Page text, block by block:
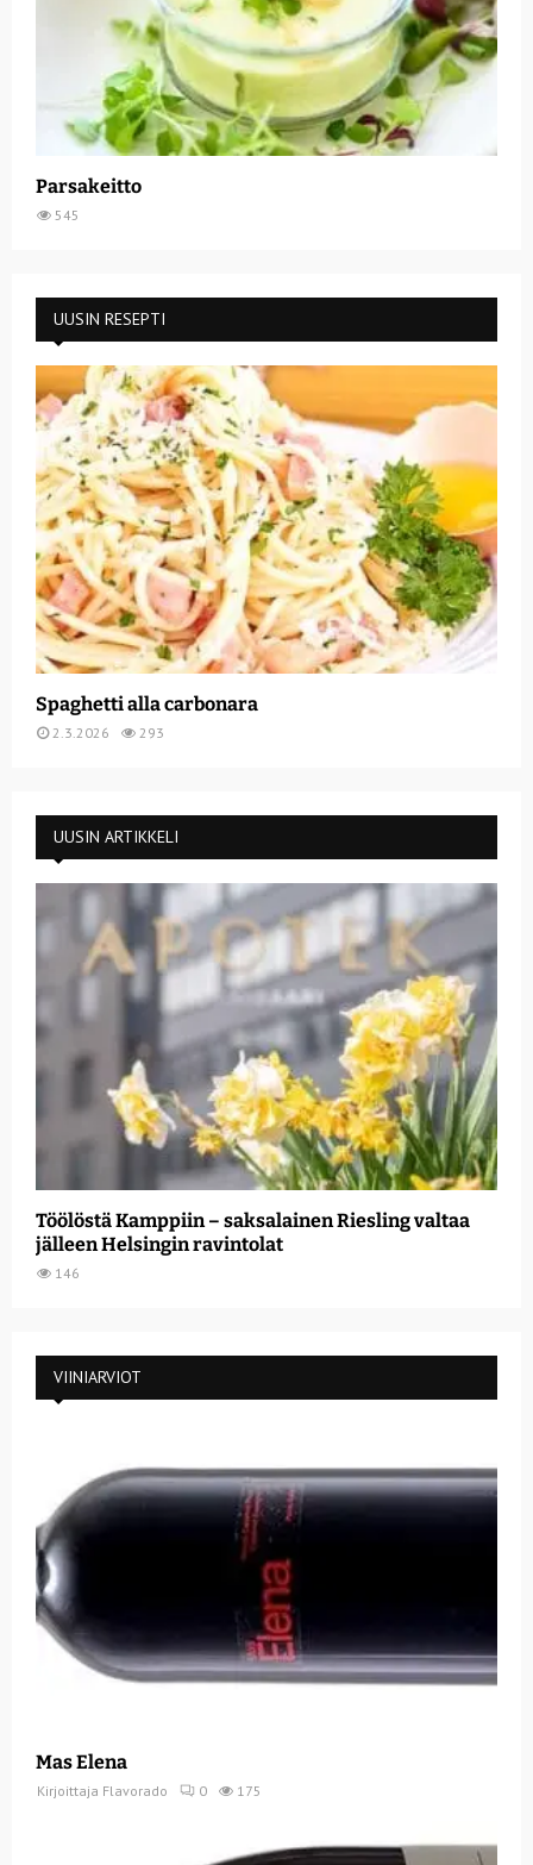
Parsakeitto
545
UUSIN RESEPTI
Spaghetti alla carbonara
2.3.2026 293
UUSIN ARTIKKELI
Töölöstä Kamppiin – saksalainen Riesling valtaa
jälleen Helsingin ravintolat
146
VIINIARVIOT
Mas Elena
Kirjoittaja Flavorado 0 175